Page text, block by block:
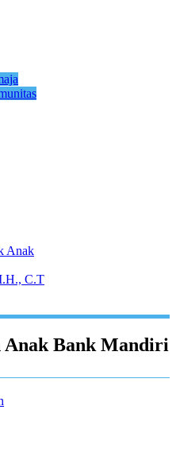
Anak
C.T
Anak Bank Mandiri